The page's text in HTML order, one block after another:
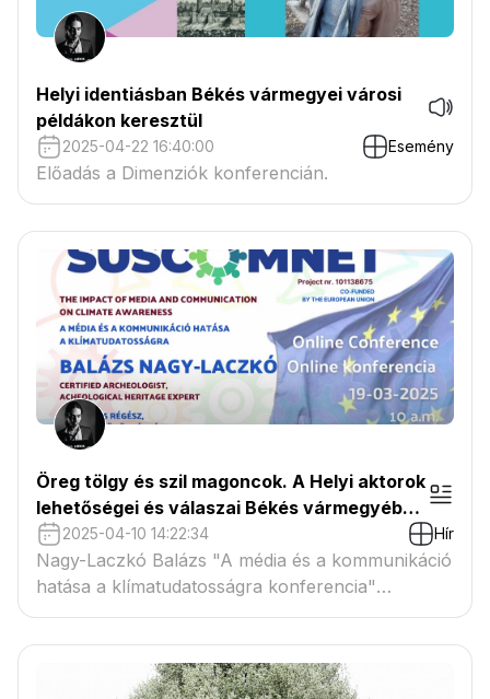
Helyi identiásban Békés vármegyei városi
példákon keresztül
2025-04-22 16:40:00 Esemény
Előadás a Dimenziók konferencián.
Öreg tölgy és szil magoncok. A Helyi aktorok
lehetőségei és válaszai Békés vármegyében
a városi fákkal kapcsolatban a klímaváltozás
tükrében
2025-04-10 14:22:34 Hír
Nagy-Laczkó Balázs "A média és a kommunikáció
hatása a klímatudatosságra konferencia"
előadása